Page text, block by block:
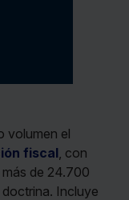
volumen el
fiscal , con
de 24.700
Incluye